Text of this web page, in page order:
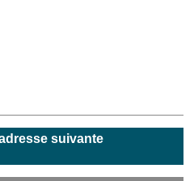
suivante